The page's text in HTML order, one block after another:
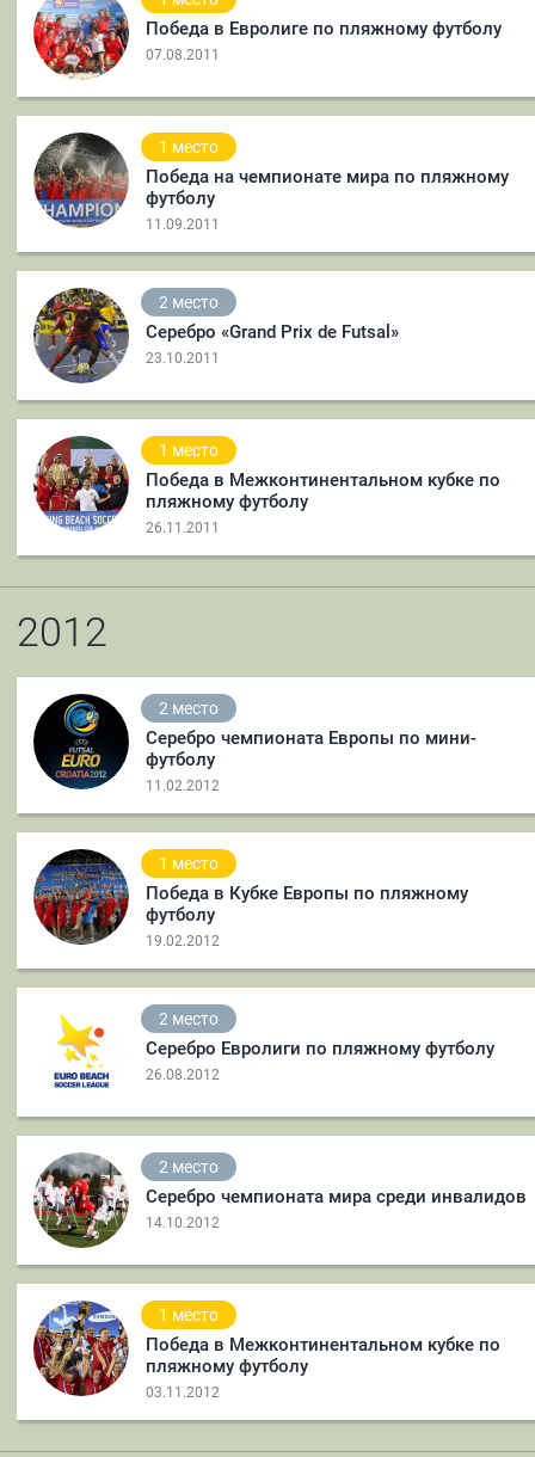
Победа в Евролиге по пляжному футболу
07.08.2011
1 место
Победа на чемпионате мира по пляжному
футболу
11.09.2011
2 место
Серебро «Grand Prix de Futsal»
23.10.2011
1 место
Победа в Межконтинентальном кубке по
пляжному футболу
26.11.2011
2012
2 место
Серебро чемпионата Европы по мини-
футболу
11.02.2012
1 место
Победа в Кубке Европы по пляжному
футболу
19.02.2012
2 место
Серебро Евролиги по пляжному футболу
26.08.2012
2 место
Серебро чемпионата мира среди инвалидов
14.10.2012
1 место
Победа в Межконтинентальном кубке по
пляжному футболу
03.11.2012